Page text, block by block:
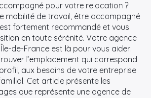
pour votre relocation ?
mobilité de travail, être accompagné
fortement recommandé et vous
en toute sérénité. Votre agence
de-France est là pour vous aider.
l’emplacement qui correspond
aux besoins de votre entreprise
Cet article présente les
que représente une agence de